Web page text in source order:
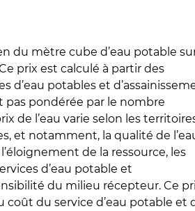
du mètre cube d’eau potable
prix est calculé à partir des
d’eau potables et
pas pondérée par le nombre
de l’eau varie selon les
et notamment, la qualité de
de la ressource, les
d’eau potable et
du milieu récepteur. Ce
du service d’eau potable et